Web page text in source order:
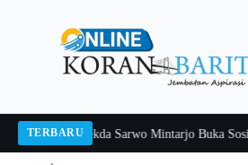
TERBARU
2026Pj Sekda Sarwo Mintarjo Buka